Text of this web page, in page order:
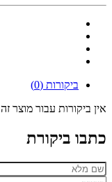
ביקורות (0)
אין ביקורות עבור מוצר זה
כתבו ביקורת